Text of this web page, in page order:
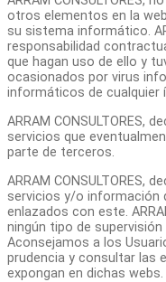
otros elementos en la
su sistema informático.
responsabilidad
que hagan uso de ello y
ocasionados por virus
informáticos de cualquier
ARRAM CONSULTORES,
servicios que
parte de terceros.
ARRAM CONSULTORES,
servicios y/o información
enlazados con este.
ningún tipo de
Aconsejamos a los
prudencia y consultar las
expongan en dichas webs.